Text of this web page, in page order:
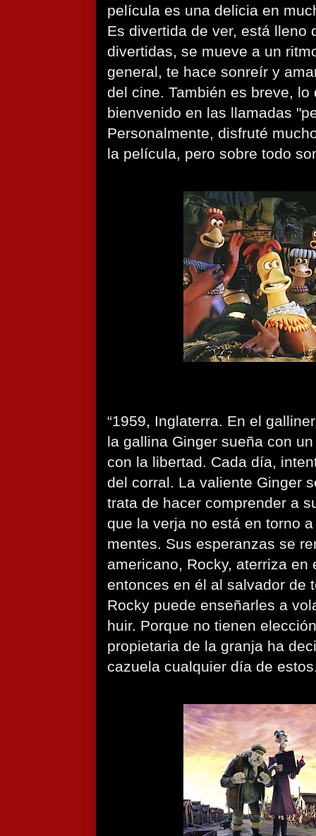
película es una delicia en
Es divertida de ver, está lleno
divertidas, se mueve a un
general, te hace sonreír y
del cine. También es breve, lo
bienvenido en las llamadas
Personalmente, disfruté
la película, pero sobre todo
“1959, Inglaterra. En el
la gallina Ginger sueña con
con la libertad. Cada día,
del corral. La valiente Ginger
trata de hacer comprender a
que la verja no está en torno
mentes. Sus esperanzas se
americano, Rocky, aterriza en
entonces en él al salvador de
Rocky puede enseñarles a
huir. Porque no tienen
propietaria de la granja ha
cazuela cualquier día de